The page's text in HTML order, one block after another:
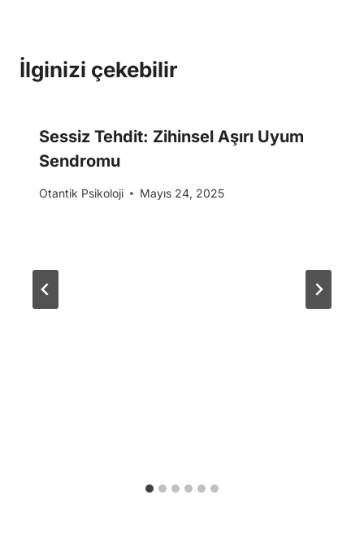
İlginizi çekebilir
Sessiz Tehdit: Zihinsel Aşırı Uyum
Sendromu
Otantik Psikoloji Mayıs 24, 2025